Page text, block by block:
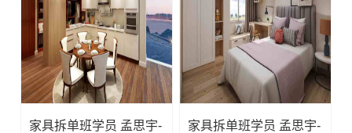
家具拆单班学员 孟思宇- 家具拆单班学员 孟思宇-